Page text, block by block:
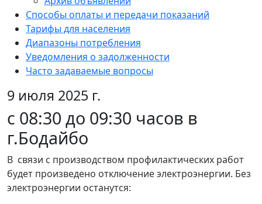
Способы оплаты и передачи показаний
Тарифы для населения
Диапазоны потребления
Уведомления о задолженности
Часто задаваемые вопросы
9 июля 2025 г.
с 08:30 до 09:30 часов в
г.Бодайбо
В связи с производством профилактических работ
будет произведено отключение электроэнергии. Без
электроэнергии останутся: